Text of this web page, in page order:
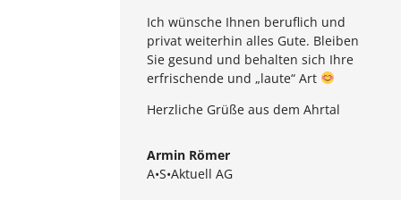
Ich wünsche Ihnen beruflich und
privat weiterhin alles Gute. Bleiben
Sie gesund und behalten sich Ihre
erfrischende und „laute“ Art
Herzliche Grüße aus dem Ahrtal
Armin Römer
A•S•Aktuell AG